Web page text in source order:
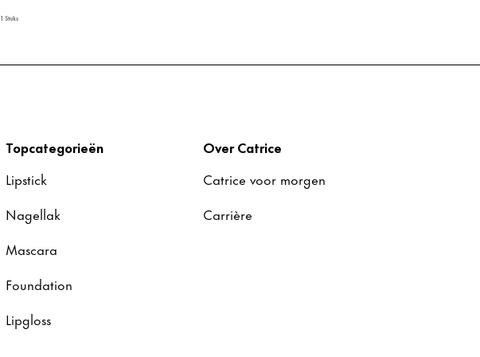
1 Stuks
Topcategorieën
Lipstick
Nagellak
Mascara
Foundation
Lipgloss
Over Catrice
Catrice voor morgen
Carrière